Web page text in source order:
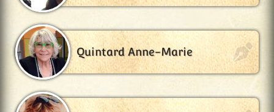
Quintard Anne-Marie